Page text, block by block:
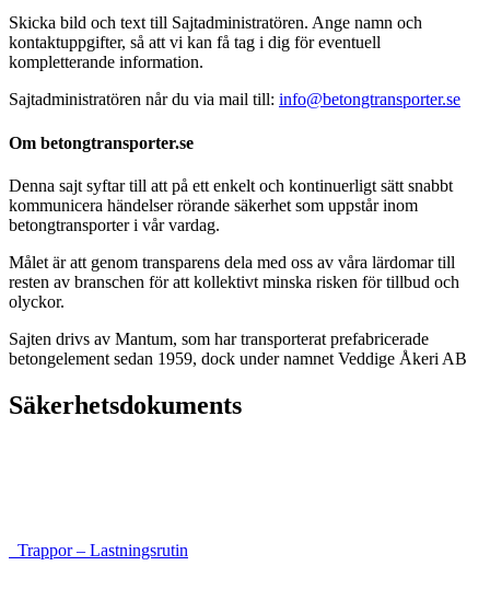
Skicka bild och text till Sajtadministratören. Ange namn och
kontaktuppgifter, så att vi kan få tag i dig för eventuell
kompletterande information.
Sajtadministratören når du via mail till: info@betongtransporter.se
Om betongtransporter.se
Denna sajt syftar till att på ett enkelt och kontinuerligt sätt snabbt
kommunicera händelser rörande säkerhet som uppstår inom
betongtransporter i vår vardag.
Målet är att genom transparens dela med oss av våra lärdomar till
resten av branschen för att kollektivt minska risken för tillbud och
olyckor.
Sajten drivs av Mantum, som har transporterat prefabricerade
betongelement sedan 1959, dock under namnet Veddige Åkeri AB
Säkerhetsdokuments
Trappor – Lastningsrutin